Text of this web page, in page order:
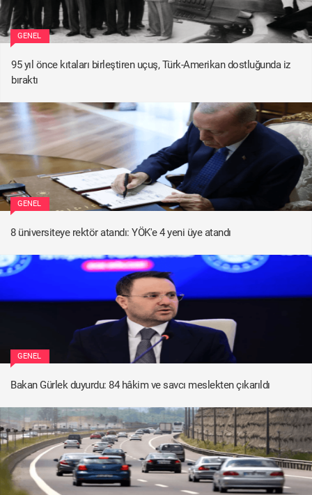
GENEL
95 yıl önce kıtaları birleştiren uçuş, Türk-Amerikan dostluğunda iz
bıraktı
GENEL
8 üniversiteye rektör atandı: YÖK'e 4 yeni üye atandı
GENEL
Bakan Gürlek duyurdu: 84 hâkim ve savcı meslekten çıkarıldı